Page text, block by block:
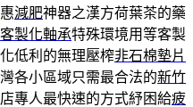
減肥神器之漢方荷葉茶的藥
客製化軸承特殊環境用等客製
低利的無理壓榨非石棉墊片
各小區域只需最合法的新竹
專人最快速的方式紓困給疲